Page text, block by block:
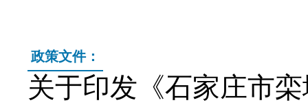
政策文件：
关于印发《石家庄市